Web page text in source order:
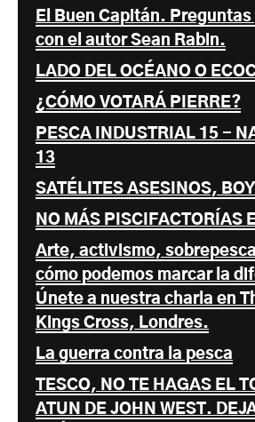
El Buen Capitán.
con el autor Sean Rabin.
LADO DEL OCÉANO O
¿CÓMO VOTARÁ PIERRE?
PESCA INDUSTRIAL 15 -
13
SATÉLITES ASESINOS,
NO MÁS PISCIFACTORÍAS
Arte, activismo,
cómo podemos marcar la
Únete a nuestra charla en
Kings Cross, Londres.
La guerra contra la pesca
TESCO, NO TE HAGAS EL
ATUN DE JOHN WEST.